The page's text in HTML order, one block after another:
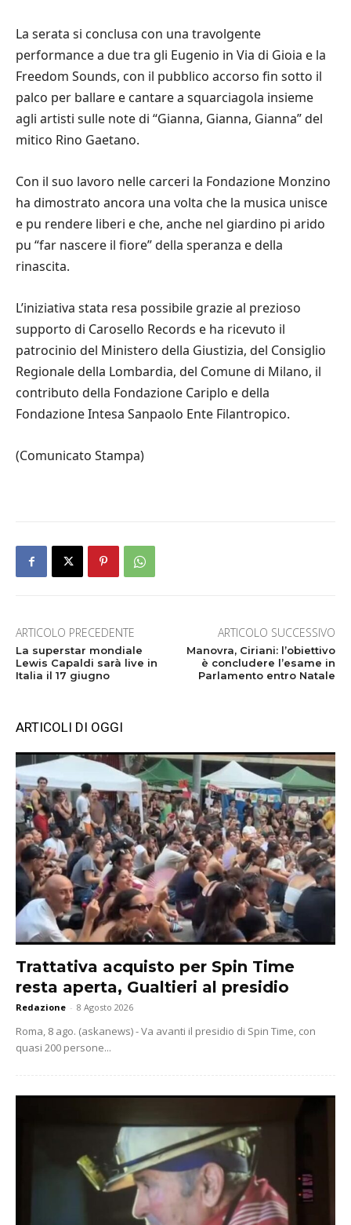
La serata si conclusa con una travolgente
performance a due tra gli Eugenio in Via di Gioia e la
Freedom Sounds, con il pubblico accorso fin sotto il
palco per ballare e cantare a squarciagola insieme
agli artisti sulle note di “Gianna, Gianna, Gianna” del
mitico Rino Gaetano.
Con il suo lavoro nelle carceri la Fondazione Monzino
ha dimostrato ancora una volta che la musica unisce
e pu rendere liberi e che, anche nel giardino pi arido
pu “far nascere il fiore” della speranza e della
rinascita.
L’iniziativa stata resa possibile grazie al prezioso
supporto di Carosello Records e ha ricevuto il
patrocinio del Ministero della Giustizia, del Consiglio
Regionale della Lombardia, del Comune di Milano, il
contributo della Fondazione Cariplo e della
Fondazione Intesa Sanpaolo Ente Filantropico.
(Comunicato Stampa)
ARTICOLO PRECEDENTE
La superstar mondiale
Lewis Capaldi sarà live in
Italia il 17 giugno
ARTICOLO SUCCESSIVO
Manovra, Ciriani: l’obiettivo
è concludere l’esame in
Parlamento entro Natale
ARTICOLI DI OGGI
Trattativa acquisto per Spin Time
resta aperta, Gualtieri al presidio
Redazione - 8 Agosto 2026
Roma, 8 ago. (askanews) - Va avanti il presidio di Spin Time, con
quasi 200 persone...